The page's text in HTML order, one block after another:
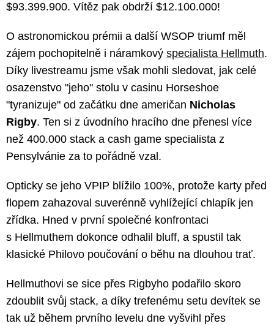
$93.399.900. Vítěz pak obdrží $12.100.000!
O astronomickou prémii a další WSOP triumf měl
zájem pochopitelně i náramkový specialista Hellmuth.
Díky livestreamu jsme však mohli sledovat, jak celé
osazenstvo "jeho" stolu v casinu Horseshoe
"tyranizuje" od začátku dne američan Nicholas
Rigby. Ten si z úvodního hracího dne přenesl více
než 400.000 stack a cash game specialista z
Pensylvánie za to pořádně vzal.
Opticky se jeho VPIP blížilo 100%, protože karty před
flopem zahazoval suverénně vyhlížející chlapík jen
zřídka. Hned v první společné konfrontaci
s Hellmuthem dokonce odhalil bluff, a spustil tak
klasické Philovo poučování o běhu na dlouhou trať.
Hellmuthovi se sice přes Rigbyho podařilo skoro
zdoublit svůj stack, a díky trefenému setu devítek se
tak už během prvního levelu dne vyšvihl přes